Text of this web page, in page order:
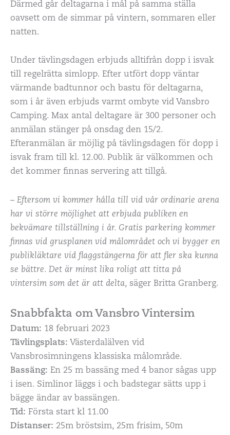
Därmed går deltagarna i mål på samma ställa
oavsett om de simmar på vintern, sommaren eller
natten.
Under tävlingsdagen erbjuds alltifrån dopp i isvak
till regelrätta simlopp. Efter utfört dopp väntar
värmande badtunnor och bastu för deltagarna,
som i år även erbjuds varmt ombyte vid Vansbro
Camping. Max antal deltagare är 300 personer och
anmälan stänger på onsdag den 15/2.
Efteranmälan är möjlig på tävlingsdagen för dopp i
isvak fram till kl. 12.00. Publik är välkommen och
det kommer finnas servering att tillgå.
– Eftersom vi kommer hålla till vid vår ordinarie arena
har vi större möjlighet att erbjuda publiken en
bekvämare tillställning i år. Gratis parkering kommer
finnas vid grusplanen vid målområdet och vi bygger en
publikläktare vid flaggstängerna för att fler ska kunna
se bättre. Det är minst lika roligt att titta på
vintersim som det är att delta, säger Britta Granberg.
Snabbfakta om Vansbro Vintersim
Datum: 18 februari 2023
Tävlingsplats: Västerdalälven vid
Vansbrosimningens klassiska målområde.
Bassäng: En 25 m bassäng med 4 banor sågas upp
i isen. Simlinor läggs i och badstegar sätts upp i
bägge ändar av bassängen.
Tid: Första start kl 11.00
Distanser: 25m bröstsim, 25m frisim, 50m